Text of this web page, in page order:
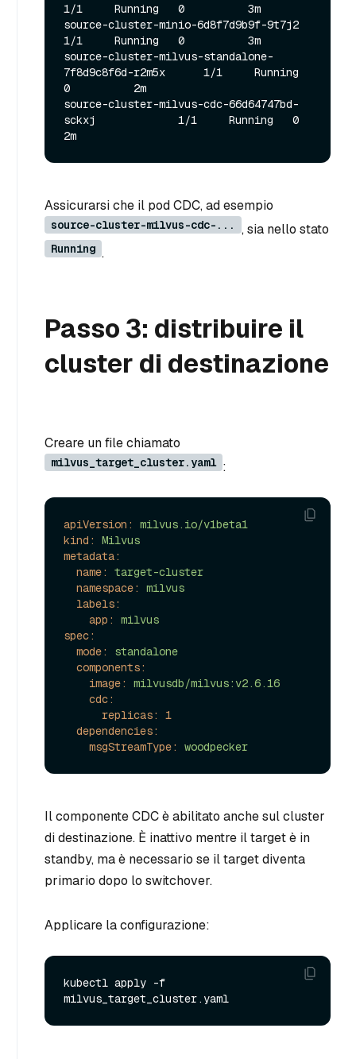
1/1     Running   0          3m
source-cluster-minio-6d8f7d9b9f-9t7j2
1/1     Running   0          3m
source-cluster-milvus-standalone-
7f8d9c8f6d-r2m5x      1/1     Running
0          2m
source-cluster-milvus-cdc-66d64747bd-
sckxj             1/1     Running   0
Assicurarsi che il pod CDC, ad esempio
source-cluster-milvus-cdc-... , sia nello stato
Running .
Passo 3: distribuire il
cluster di destinazione
Creare un file chiamato
milvus_target_cluster.yaml :
apiVersion:
milvus.io/v1beta1
kind:
Milvus
metadata:
name:
target-cluster
namespace:
milvus
labels:
app:
milvus
spec:
mode:
standalone
components:
image:
milvusdb/milvus:v2.6.16
cdc:
replicas:
1
dependencies:
msgStreamType:
woodpecker
Il componente CDC è abilitato anche sul cluster
di destinazione. È inattivo mentre il target è in
standby, ma è necessario se il target diventa
primario dopo lo switchover.
Applicare la configurazione:
kubectl apply -f